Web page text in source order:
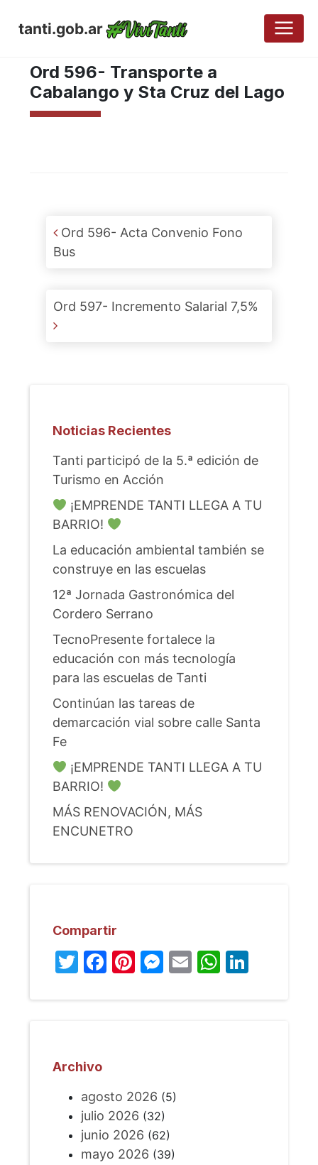
tanti.gob.ar
JUNIO 3, 2010
Ord 596- Transporte a
Cabalango y Sta Cruz del Lago
Post navigation
Ord 596- Acta Convenio Fono
Bus
Ord 597- Incremento Salarial 7,5%
Noticias Recientes
Tanti participó de la 5.ª edición de
Turismo en Acción
¡EMPRENDE TANTI LLEGA A TU
BARRIO!
La educación ambiental también se
construye en las escuelas
12ª Jornada Gastronómica del
Cordero Serrano
TecnoPresente fortalece la
educación con más tecnología
para las escuelas de Tanti
Continúan las tareas de
demarcación vial sobre calle Santa
Fe
¡EMPRENDE TANTI LLEGA A TU
BARRIO!
MÁS RENOVACIÓN, MÁS
ENCUNETRO
Compartir
Twitter
Facebook
Pinterest
Messenger
Email
Archivo
agosto 2026 (5)
julio 2026 (32)
junio 2026 (62)
mayo 2026 (39)